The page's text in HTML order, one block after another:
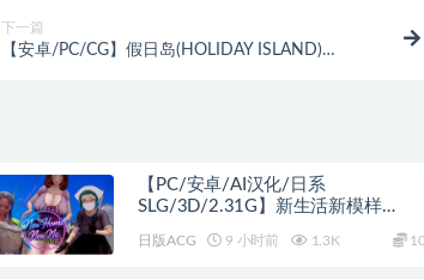
下一篇
【安卓/PC/CG】假日岛(HOLIDAY ISLAND)
【PC/安卓/AI汉化/日系
SLG/3D/2.31G】新生活新模样
（NEW HOME NEW ME Remake）
Ver0.2 AI汉化版+PC+安卓+日系SLG
日版ACG 9 小时前 1.3K